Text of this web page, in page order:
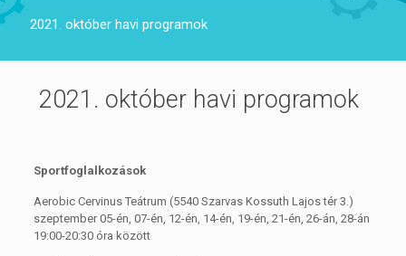
2021. október havi programok
2021. október havi programok
Sportfoglalkozások
Aerobic Cervinus Teátrum (5540 Szarvas Kossuth Lajos tér 3.)
szeptember 05-én, 07-én, 12-én, 14-én, 19-én, 21-én, 26-án, 28-án
19:00-20:30 óra között